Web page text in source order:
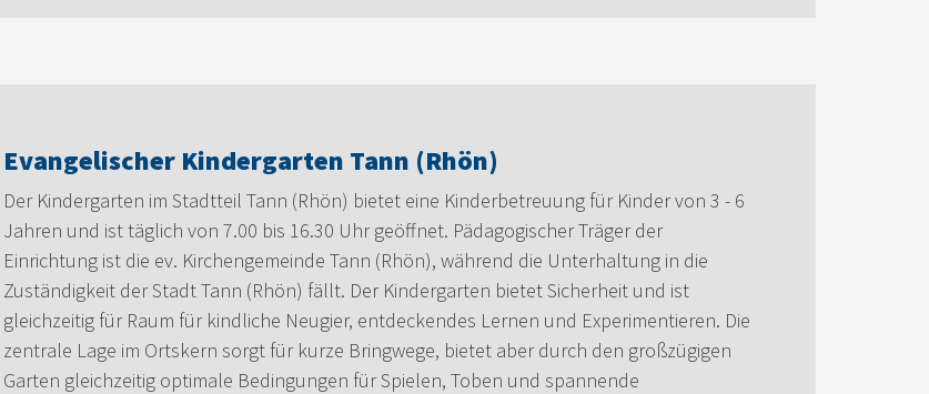
Evangelischer Kindergarten Tann (Rhön)
Der Kindergarten im Stadtteil Tann (Rhön) bietet eine Kinderbetreuung für Kinder von 3 - 6
Jahren und ist täglich von 7.00 bis 16.30 Uhr geöffnet. Pädagogischer Träger der
Einrichtung ist die ev. Kirchengemeinde Tann (Rhön), während die Unterhaltung in die
Zuständigkeit der Stadt Tann (Rhön) fällt. Der Kindergarten bietet Sicherheit und ist
gleichzeitig für Raum für kindliche Neugier, entdeckendes Lernen und Experimentieren. Die
zentrale Lage im Ortskern sorgt für kurze Bringwege, bietet aber durch den großzügigen
Garten gleichzeitig optimale Bedingungen für Spielen, Toben und spannende